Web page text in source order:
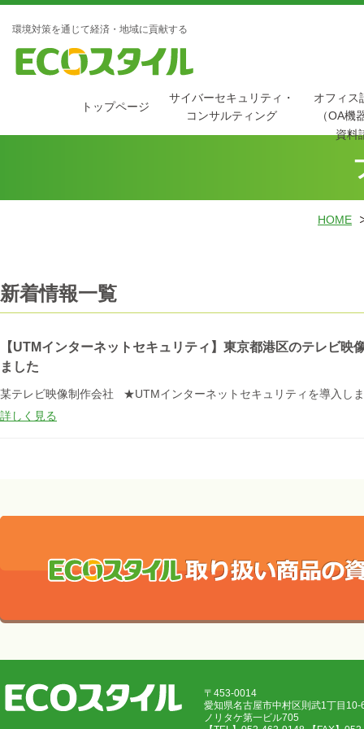
環境対策を通じて経済・地域に貢献する
トップページ
サイバーセキュリティ・
コンサルティング
オフィス
（OA機
資料
HOME
新着情報一覧
【UTMインターネットセキュリティ】東京都港区のテレビ
ました
某テレビ映像制作会社 ★UTMインターネットセキュリティを導入し
詳しく見る
〒453-0014
愛知県名古屋市中村区則武1丁目
ノリタケ第一ビル705